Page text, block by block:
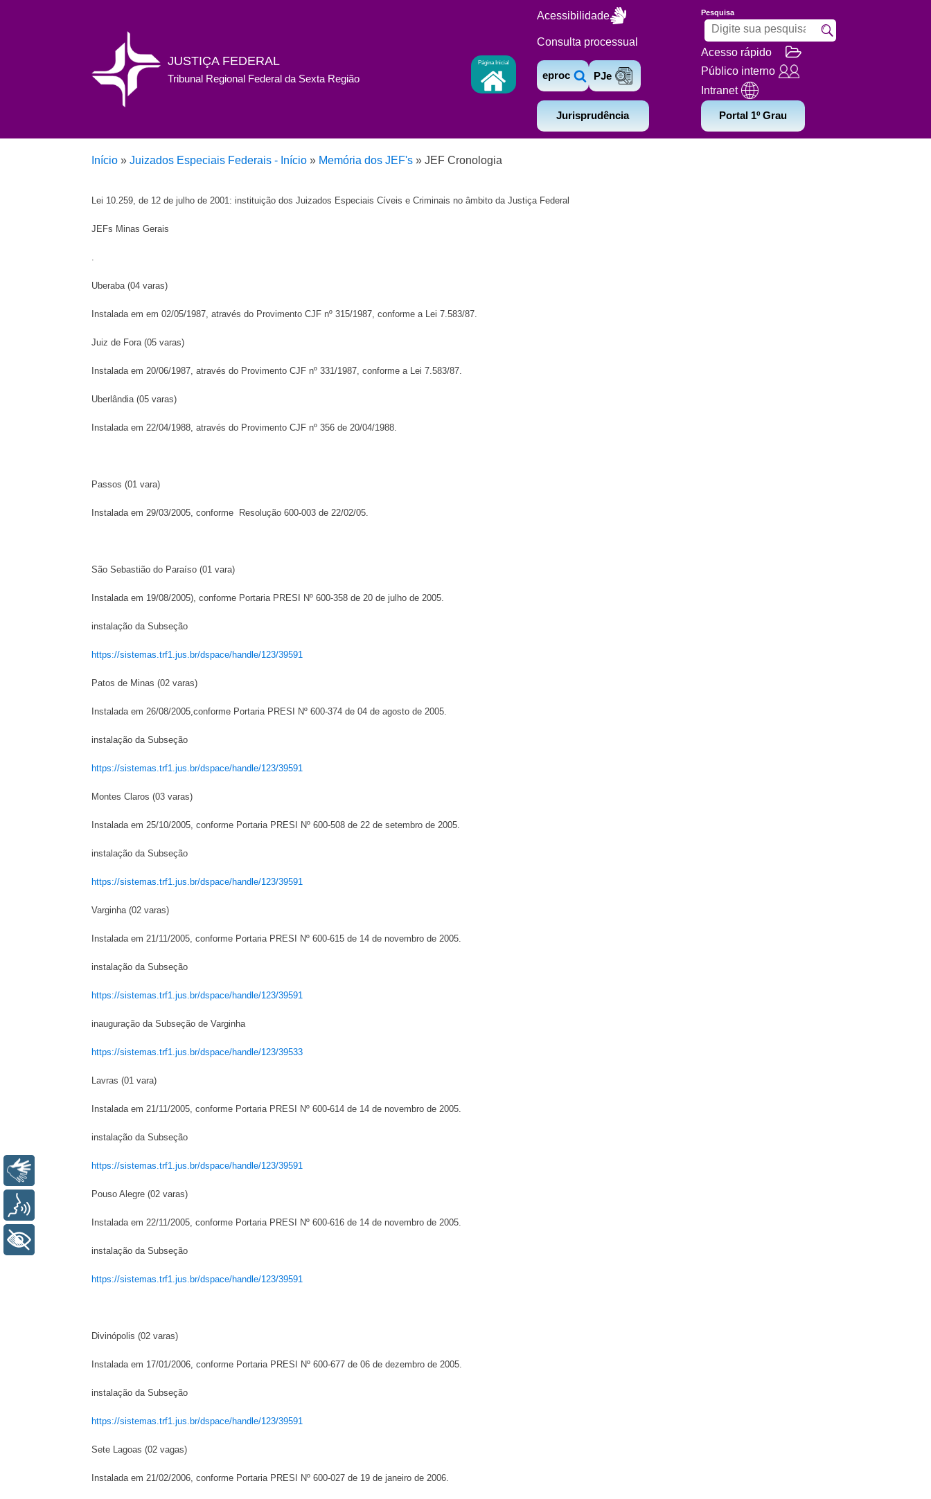
JUSTIÇA FEDERAL
Tribunal Regional Federal da Sexta Região
Página Inicial
Acessibilidade
Consulta processual
eproc PJe
Jurisprudência
Pesquisa
Acesso rápido
Público interno
Intranet
Portal 1º Grau
Início » Juizados Especiais Federais - Início » Memória dos JEF's » JEF Cronologia
Lei 10.259, de 12 de julho de 2001: instituição dos Juizados Especiais Cíveis e Criminais no âmbito da Justiça Federal
JEFs Minas Gerais
.
Uberaba (04 varas)
Instalada em em 02/05/1987, através do Provimento CJF nº 315/1987, conforme a Lei 7.583/87.
Juiz de Fora (05 varas)
Instalada em 20/06/1987, através do Provimento CJF nº 331/1987, conforme a Lei 7.583/87.
Uberlândia (05 varas)
Instalada em 22/04/1988, através do Provimento CJF nº 356 de 20/04/1988.
Passos (01 vara)
Instalada em 29/03/2005, conforme Resolução 600-003 de 22/02/05.
São Sebastião do Paraíso (01 vara)
Instalada em 19/08/2005), conforme Portaria PRESI Nº 600-358 de 20 de julho de 2005.
instalação da Subseção
https://sistemas.trf1.jus.br/dspace/handle/123/39591
Patos de Minas (02 varas)
Instalada em 26/08/2005,conforme Portaria PRESI Nº 600-374 de 04 de agosto de 2005.
instalação da Subseção
https://sistemas.trf1.jus.br/dspace/handle/123/39591
Montes Claros (03 varas)
Instalada em 25/10/2005, conforme Portaria PRESI Nº 600-508 de 22 de setembro de 2005.
instalação da Subseção
https://sistemas.trf1.jus.br/dspace/handle/123/39591
Varginha (02 varas)
Instalada em 21/11/2005, conforme Portaria PRESI Nº 600-615 de 14 de novembro de 2005.
instalação da Subseção
https://sistemas.trf1.jus.br/dspace/handle/123/39591
inauguração da Subseção de Varginha
https://sistemas.trf1.jus.br/dspace/handle/123/39533
Lavras (01 vara)
Instalada em 21/11/2005, conforme Portaria PRESI Nº 600-614 de 14 de novembro de 2005.
instalação da Subseção
https://sistemas.trf1.jus.br/dspace/handle/123/39591
Pouso Alegre (02 varas)
Instalada em 22/11/2005, conforme Portaria PRESI Nº 600-616 de 14 de novembro de 2005.
instalação da Subseção
https://sistemas.trf1.jus.br/dspace/handle/123/39591
Divinópolis (02 varas)
Instalada em 17/01/2006, conforme Portaria PRESI Nº 600-677 de 06 de dezembro de 2005.
instalação da Subseção
https://sistemas.trf1.jus.br/dspace/handle/123/39591
Sete Lagoas (02 vagas)
Instalada em 21/02/2006, conforme Portaria PRESI Nº 600-027 de 19 de janeiro de 2006.